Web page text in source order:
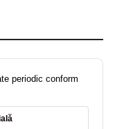
periodic conform